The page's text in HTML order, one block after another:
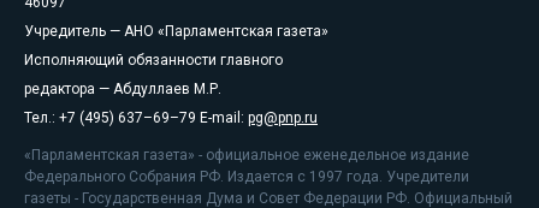
Учредитель — АНО «Парламентская газета»
Исполняющий обязанности главного
редактора — Абдуллаев М.Р.
Тел.: +7 (495) 637–69–79 E-mail: pg@pnp.ru
«Парламентская газета» - официальное еженедельное издание
Федерального Собрания РФ. Издается с 1997 года. Учредители
газеты - Государственная Дума и Совет Федерации РФ. Официальный